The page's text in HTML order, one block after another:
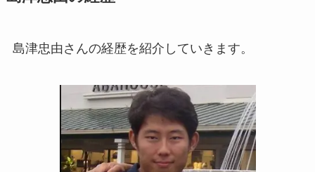
島津忠由さんの経歴を紹介していきます。